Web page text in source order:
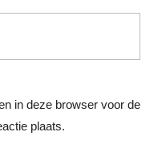
in deze browser voor de
plaats.